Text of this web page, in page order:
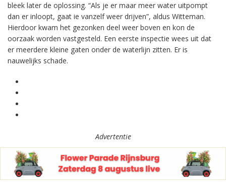
bleek later de oplossing. “Als je er maar meer water uitpompt
dan er inloopt, gaat ie vanzelf weer drijven”, aldus Witteman.
Hierdoor kwam het gezonken deel weer boven en kon de
oorzaak worden vastgesteld. Een eerste inspectie wees uit dat
er meerdere kleine gaten onder de waterlijn zitten. Er is
nauwelijks schade.
Advertentie